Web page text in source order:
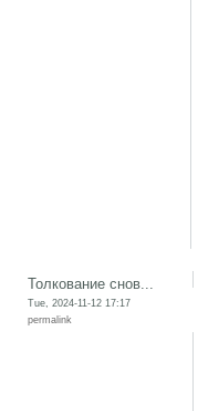
Толкование снов...
Tue, 2024-11-12 17:17
permalink